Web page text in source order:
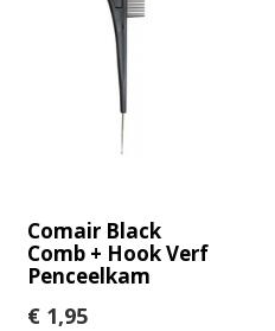
Comair Black
Comb + Hook Verf
Penceelkam
€ 1,95